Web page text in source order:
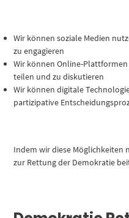
Wir können soziale Medien
zu engagieren
Wir können Online-
teilen und zu diskutieren
Wir können digitale
partizipative
Indem wir diese Möglichkeiten
zur Rettung der Demokratie